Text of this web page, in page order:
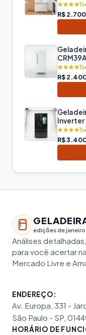
★★★★½
R$
★★★★½
R$
Inverter
★★★★½
R$
edições de janeiro
Análises
para você acertar
Mercado Livre e
ENDEREÇO:
Av. Europa, 331 -
São Paulo - SP,
HORÁRIO DE